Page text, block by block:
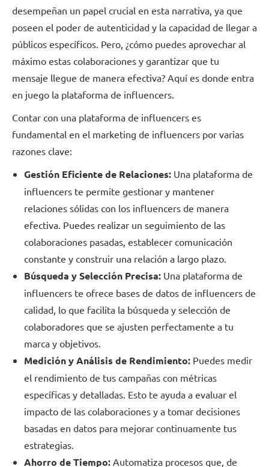
desempeñan un papel crucial en esta narrativa, ya que
poseen el poder de autenticidad y la capacidad de llegar a
públicos específicos. Pero, ¿cómo puedes aprovechar al
máximo estas colaboraciones y garantizar que tu
mensaje llegue de manera efectiva? Aquí es donde entra
en juego la plataforma de influencers.
Contar con una plataforma de influencers es
fundamental en el marketing de influencers por varias
razones clave:
Gestión Eficiente de Relaciones: Una plataforma de
influencers te permite gestionar y mantener
relaciones sólidas con los influencers de manera
efectiva. Puedes realizar un seguimiento de las
colaboraciones pasadas, establecer comunicación
constante y construir una relación a largo plazo.
Búsqueda y Selección Precisa: Una plataforma de
influencers te ofrece bases de datos de influencers de
calidad, lo que facilita la búsqueda y selección de
colaboradores que se ajusten perfectamente a tu
marca y objetivos.
Medición y Análisis de Rendimiento: Puedes medir
el rendimiento de tus campañas con métricas
específicas y detalladas. Esto te ayuda a evaluar el
impacto de las colaboraciones y a tomar decisiones
basadas en datos para mejorar continuamente tus
estrategias.
Ahorro de Tiempo: Automatiza procesos que, de